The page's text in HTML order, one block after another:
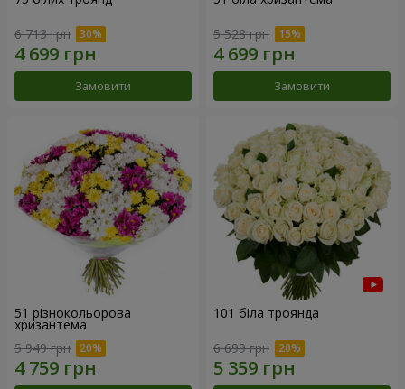
6 713 грн
Замовити
5 528 грн
Замовити
51 різнокольорова
хризантема
5 949 грн
101 біла троянда
6 699 грн